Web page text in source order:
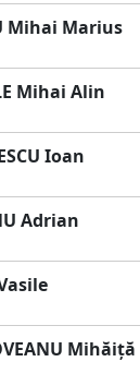
Mihai Marius
Mihai Alin
Ioan
Adrian
Mihăiţă